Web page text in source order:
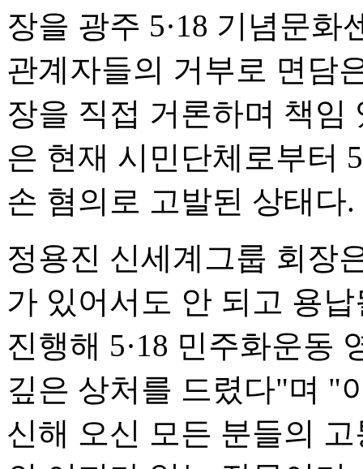
장을 광주 5·18 기념문화
관계자들의 거부로 면담
장을 직접 거론하며 책임
은 현재 시민단체로부터
손 혐의로 고발된 상태다.
정용진 신세계그룹 회장
가 있어서도 안 되고 용
진행해 5·18 민주화운동
깊은 상처를 드렸다"며 "
신해 오신 모든 분들의